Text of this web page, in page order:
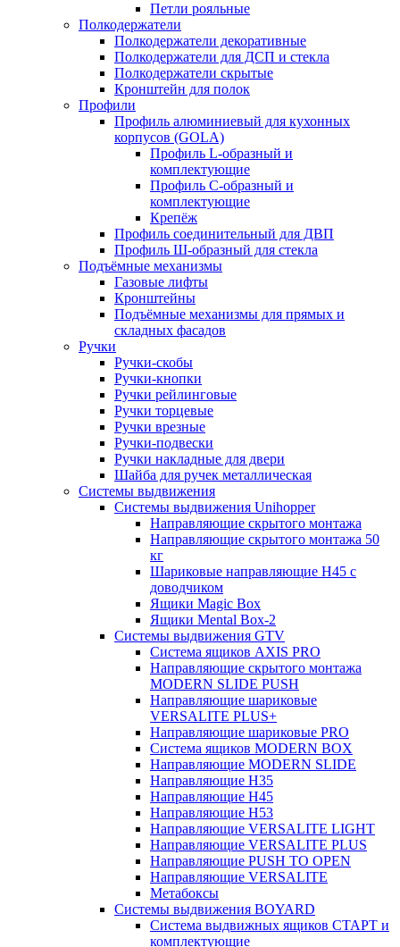
Петли рояльные
Полкодержатели
Полкодержатели декоративные
Полкодержатели для ДСП и стекла
Полкодержатели скрытые
Кронштейн для полок
Профили
Профиль алюминиевый для кухонных
корпусов (GOLA)
Профиль L-образный и
комплектующие
Профиль C-образный и
комплектующие
Крепёж
Профиль соединительный для ДВП
Профиль Ш-образный для стекла
Подъёмные механизмы
Газовые лифты
Кронштейны
Подъёмные механизмы для прямых и
складных фасадов
Ручки
Ручки-скобы
Ручки-кнопки
Ручки рейлинговые
Ручки торцевые
Ручки врезные
Ручки-подвески
Ручки накладные для двери
Шайба для ручек металлическая
Системы выдвижения
Системы выдвижения Unihopper
Направляющие скрытого монтажа
Направляющие скрытого монтажа 50
кг
Шариковые направляющие H45 с
доводчиком
Ящики Magic Box
Ящики Mental Box-2
Системы выдвижения GTV
Система ящиков AXIS PRO
Направляющие скрытого монтажа
MODERN SLIDE PUSH
Направляющие шариковые
VERSALITE PLUS+
Направляющие шариковые PRO
Система ящиков MODERN BOX
Направляющие MODERN SLIDE
Направляющие H35
Направляющие H45
Направляющие H53
Направляющие VERSALITE LIGHT
Направляющие VERSALITE PLUS
Направляющие PUSH TO OPEN
Направляющие VERSALITE
Метабоксы
Системы выдвижения BOYARD
Система выдвижных ящиков СТАРТ и
комплектующие